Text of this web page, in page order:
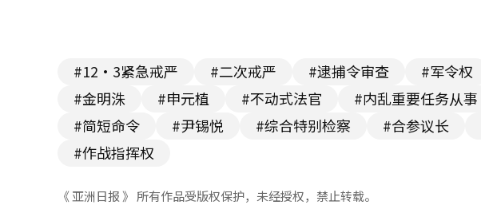
#12·3紧急戒严 #二次戒严 #逮捕令审查 #军令权
#金明洙
#申元植 #不动式法官 #内乱重要任务从事
#简短命令
#尹锡悦 #综合特别检察 #合参议长
#作战指挥权
《 亚洲日报 》 所有作品受版权保护，未经授权，禁止转载。